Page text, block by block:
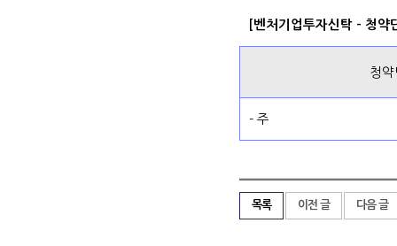
[벤처기업투자신탁 - 청
청약
- 주
목록 이전 글 다음 글